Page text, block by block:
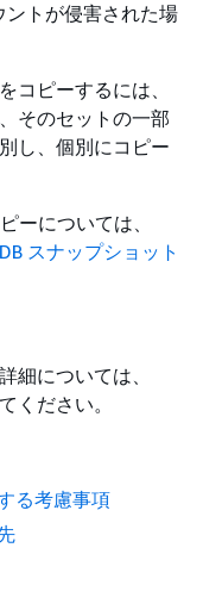
ントが侵害された場
コピーするには、
そのセットの一部
し、個別にコピー
ーについては、
DB スナップショット
細については、
ください。
る考慮事項